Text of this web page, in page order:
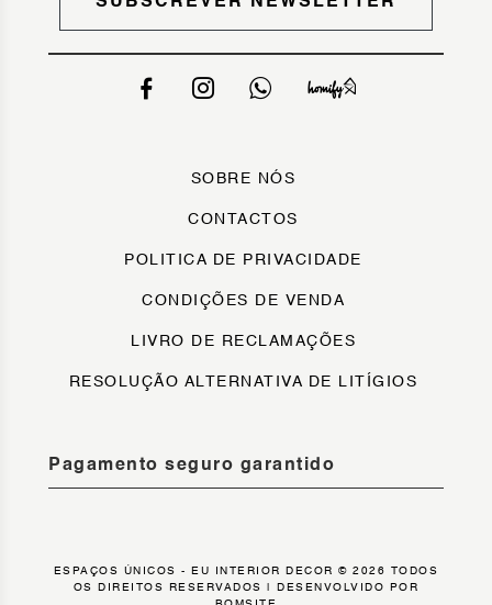
SOBRE NÓS
CONTACTOS
POLITICA DE PRIVACIDADE
CONDIÇÕES DE VENDA
LIVRO DE RECLAMAÇÕES
RESOLUÇÃO ALTERNATIVA DE LITÍGIOS
Pagamento seguro garantido
ESPAÇOS ÚNICOS - EU INTERIOR DECOR © 2026 TODOS
OS DIREITOS RESERVADOS | DESENVOLVIDO POR